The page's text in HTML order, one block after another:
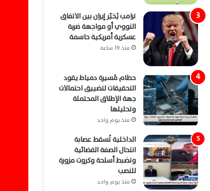
ترامب يُخيّر إيران بين الاتفاق
النووي أو مواجهة ضربة
عسكرية أمريكية حاسمة
منذ 19 ساعة
حطام مُسيرة دمياط يقود
التحقيقات لتضييق احتمالات
جهة الإطلاق المحتملة
وتحليلها
منذ يوم واحد
الداخلية تُسقط عصابة
انتحال الصفة القضائية
وتضبط أسلحة وكروت مزورة
للنصب
منذ يوم واحد